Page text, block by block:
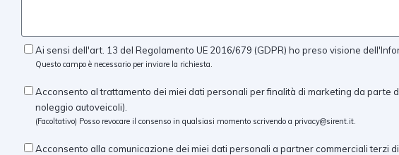
Ai sensi dell'art. 13 del Regolamento UE 2016/679 (GDPR) ho preso visione
Questo campo è necessario per inviare la richiesta.
Acconsento al trattamento dei miei dati personali per finalità di marketing da parte
noleggio autoveicoli).
(Facoltativo) Posso revocare il consenso in qualsiasi momento scrivendo a privacy@sirent.it.
Acconsento alla comunicazione dei miei dati personali a partner commerciali terzi